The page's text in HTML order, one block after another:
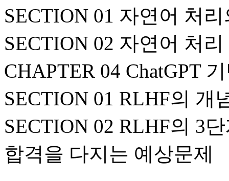
SECTION 01 자연어 처
SECTION 02 자연어 처
CHAPTER 04 ChatGPT
SECTION 01 RLHF의 개
SECTION 02 RLHF의 3
합격을 다지는 예상문제